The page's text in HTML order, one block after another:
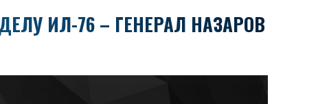
ИЛ-76 – ГЕНЕРАЛ НАЗАРОВ